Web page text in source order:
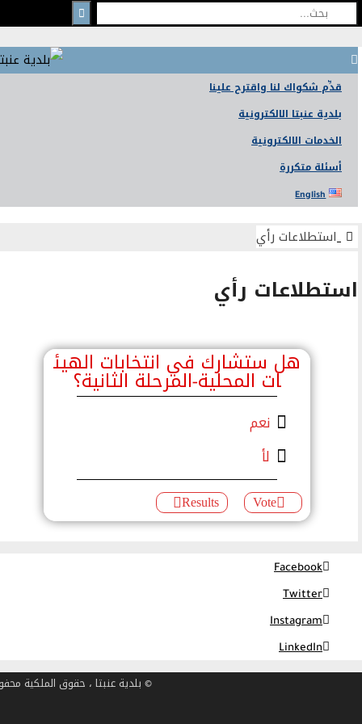
شكواك لنا واقترح علينا
عنبتا الالكترونية
الالكترونية
متكررة
English
رأي
رأي
هل ستشارك في انتخابات الهيئ
ات المحلية-المرحلة الثانية؟
نعم
Facebook
Twitter
Instagram
LinkedIn
© بلدية عنبتا ، حقوق الملكية محفوظة